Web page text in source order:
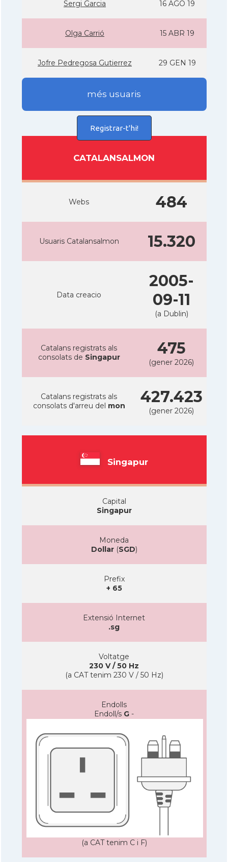
Sergi Garcia 16 AGO 19
Olga Carrió 15 ABR 19
Jofre Pedregosa Gutierrez 29 GEN 19
més usuaris
Registrar-t'hi!
CATALANSALMON
Webs 484
Usuaris Catalansalmon 15.320
Data creacio
2005-
09-11
(a Dublin)
Catalans registrats als
consolats de Singapur 475
(gener 2026)
Catalans registrats als
consolats d'arreu del mon 427.423
(gener 2026)
Singapur
Capital
Singapur
Moneda
Dollar(SGD)
Prefix
+ 65
Extensió Internet
.sg
Voltatge
230 V / 50 Hz
(a CAT tenim 230 V / 50 Hz)
Endolls
Endoll/s G -
(a CAT tenim C i F)